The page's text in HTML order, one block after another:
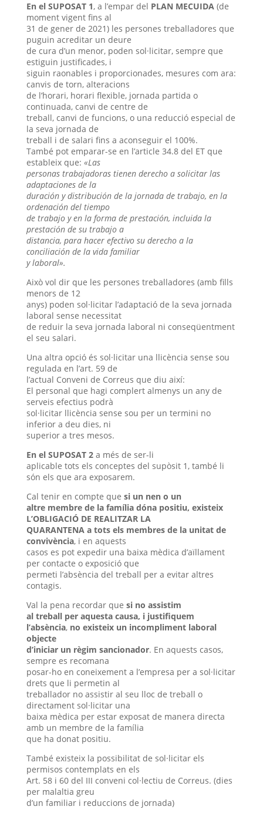
En el SUPOSAT 1, a l’empar del PLAN MECUIDA(de
moment vigent fins al
31 de gener de 2021) les persones treballadores que
puguin acreditar un deure
de cura d’un menor, poden sol·licitar, sempre que
estiguin justificades, i
siguin raonables i proporcionades, mesures com ara:
canvis de torn, alteracions
de l’horari, horari flexible, jornada partida o
continuada, canvi de centre de
treball, canvi de funcions, o una reducció especial de
la seva jornada de
treball i de salari fins a aconseguir el 100%.
També pot emparar-se en l’article 34.8 del ET que
estableix que: «Las
personas trabajadoras tienen derecho a solicitar las
adaptaciones de la
duración y distribución de la jornada de trabajo, en la
ordenación del tiempo
de trabajo y en la forma de prestación, incluida la
prestación de su trabajo a
distancia, para hacer efectivo su derecho a la
conciliación de la vida familiar
y laboral».
Això vol dir que les persones treballadores (amb fills
menors de 12
anys) poden sol·licitar l’adaptació de la seva jornada
laboral sense necessitat
de reduir la seva jornada laboral ni conseqüentment
el seu salari.
Una altra opció és sol·licitar una llicència sense sou
regulada en l’art. 59 de
l’actual Conveni de Correus que diu així:
El personal que hagi complert almenys un any de
serveis efectius podrà
sol·licitar llicència sense sou per un termini no
inferior a deu dies, ni
superior a tres mesos.
En el SUPOSAT 2a més de ser-li
aplicable tots els conceptes del supòsit 1, també li
són els que ara exposarem.
Cal tenir en compte que si un nen o un
altre membre de la família dóna positiu, existeix
L’OBLIGACIÓ DE REALITZAR LA
QUARANTENA a tots els membres de la unitat de
convivència, i en aquests
casos es pot expedir una baixa mèdica d’aïllament
per contacte o exposició que
permeti l’absència del treball per a evitar altres
contagis.
Val la pena recordar que si no assistim
al treball per aquesta causa, i justifiquem
l’absència, no existeix un incompliment laboral
objecte
d’iniciar un règim sancionador. En aquests casos,
sempre es recomana
posar-ho en coneixement a l’empresa per a sol·licitar
drets que li permetin al
treballador no assistir al seu lloc de treball o
directament sol·licitar una
baixa mèdica per estar exposat de manera directa
amb un membre de la família
que ha donat positiu.
També existeix la possibilitat de sol·licitar els
permisos contemplats en els
Art. 58 i 60 del III conveni col·lectiu de Correus. (dies
per malaltia greu
d’un familiar i reduccions de jornada)